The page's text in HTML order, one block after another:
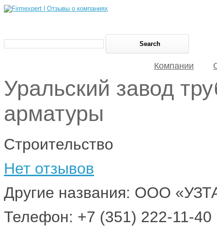
Компании
Уральский завод
арматуры
Строительство
Нет отзывов
Другие названия: ООО
Телефон: +7 (351) 222-11-40